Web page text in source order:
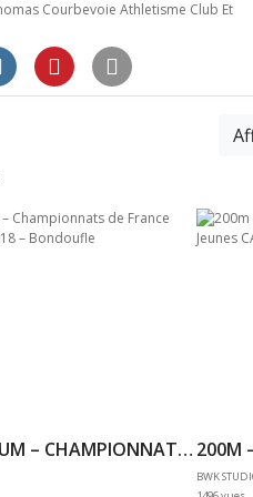
Courbevoie Athletisme Club Et
200M – SERIE 4 – JUM – CHAMPIONNATS DE FRANCE JEUNES CA JU – 21/07/2018 – BONDOUFLE
BWK